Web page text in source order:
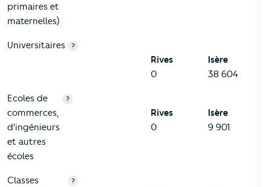
primaires et
maternelles)
Universitaires ?
Rives
0
Isère
38 604
Ecoles de
commerces,
d'ingénieurs
et autres
écoles
?
Rives
0
Isère
9 901
Classes
?